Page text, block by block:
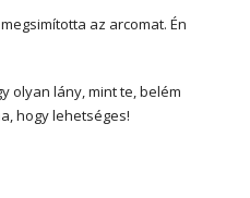
az arcomat. Én
olyan lány, mint te, belém
hogy lehetséges!